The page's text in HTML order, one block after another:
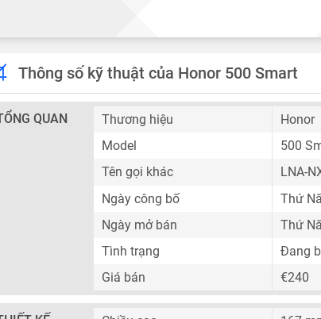
Thông số kỹ thuật của Honor 500 Smart
QUAN Thương hiệu
Honor
Model
500
Tên gọi khác
LNA-
Ngày công bố
Thứ
Ngày mở bán
Thứ
Tình trạng
Đang
Giá bán
€240